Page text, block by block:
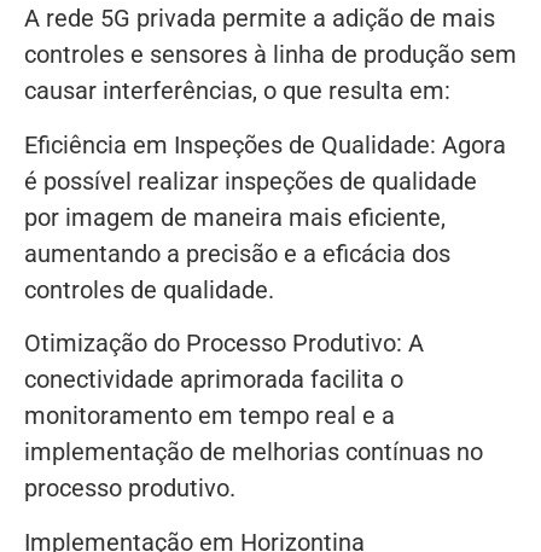
A rede 5G privada permite a adição de mais
controles e sensores à linha de produção sem
causar interferências, o que resulta em:
Eficiência em Inspeções de Qualidade: Agora
é possível realizar inspeções de qualidade
por imagem de maneira mais eficiente,
aumentando a precisão e a eficácia dos
controles de qualidade.
Otimização do Processo Produtivo: A
conectividade aprimorada facilita o
monitoramento em tempo real e a
implementação de melhorias contínuas no
processo produtivo.
Implementação em Horizontina